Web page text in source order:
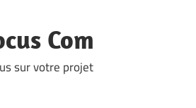
Com
sur votre projet